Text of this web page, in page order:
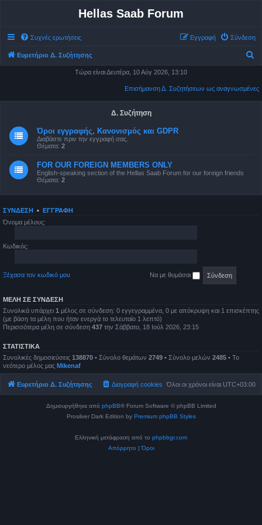
Hellas Saab Forum
Συχνές ερωτήσεις Σύνδεση
Εγγραφή
Ευρετήριο Δ. Συζήτησης
Τώρα είναι Δευτέρα, 10 Αύγ 2026, 13:10
Επισήμανση Δ. Συζητήσεων ως αναγνωσμένες
Δ. Συζήτηση
Όροι εγγραφής, Κανονισμός και GDPR
Διαβάστε πριν την εγγραφή σας.
Θέματα: 2
FOR OUR FOREIGN MEMBERS ONLY
English-speaking section of the Hellas Saab Forum for our foreign friends
Θέματα: 2
ΣΎΝΔΕΣΗ • ΕΓΓΡΑΦΉ
Όνομα μέλους:
Κωδικός:
Ξέχασα τον κωδικό μου Να με θυμάσαι
ΜΈΛΗ ΣΕ ΣΎΝΔΕΣΗ
Συνολικά υπάρχει 1 μέλος σε σύνδεση: 0 εγγεγραμμένα, 0 με απόκρυψη και 1 επισκέπτης
(με βάση τα μέλη που ήταν ενεργά το τελευταίο 1 λεπτό)
Περισσότερα μέλη σε σύνδεση 437 την Σάββατο, 18 Ιούλ 2026, 23:15
ΣΤΑΤΙΣΤΙΚΆ
Συνολικές δημοσιεύσεις 138870 • Σύνολο θεμάτων 2749 • Σύνολο μελών 2485 • Το
νεότερο μέλος μας Mikenaf
Ευρετήριο Δ. Συζήτησης Όλοι οι χρόνοι είναι UTC+03:00
Διαγραφή cookies
Δημιουργήθηκε από phpBB® Forum Software © phpBB Limited
Prosilver Dark Edition by Premium phpBB Styles
Ελληνική μετάφραση από το phpbbgr.com
Απόρρητο |Όροι